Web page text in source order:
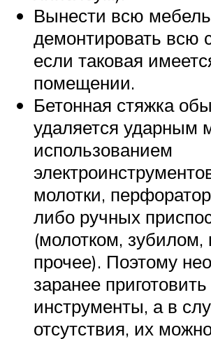
Вынести всю
демонтировать всю
если таковая
помещении.
Бетонная стяжка
удаляется ударным
использованием
молотки,
либо ручных
(молотком, зубилом,
прочее). Поэтому
заранее приготовить
инструменты, а в
отсутствия, их